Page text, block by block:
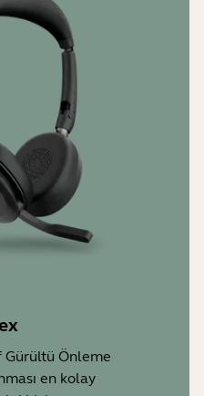
Gürültü Önleme
en kolay